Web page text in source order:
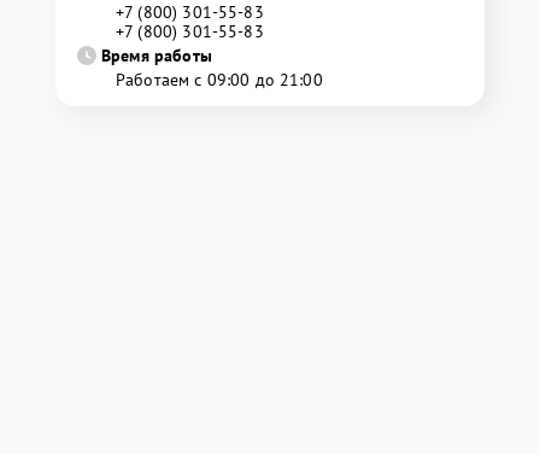
+7 (800) 301-55-83
+7 (800) 301-55-83
Время работы
Работаем с 09:00 до 21:00